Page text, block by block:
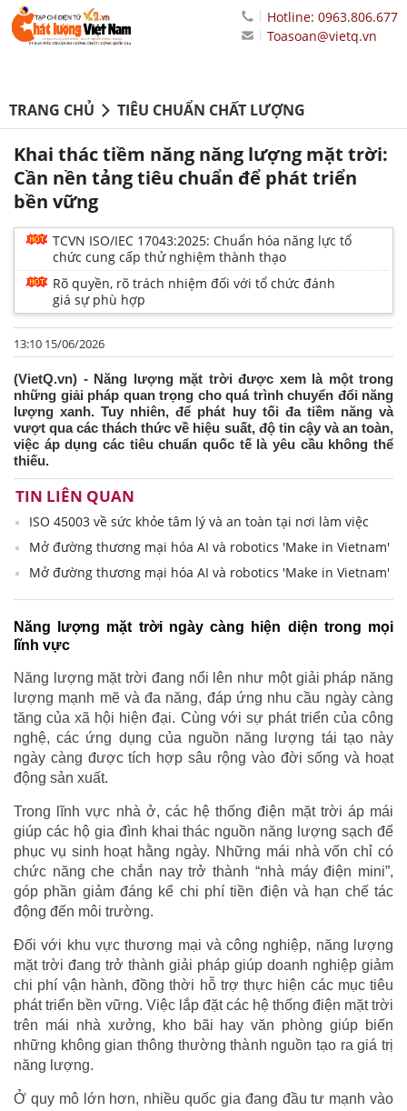
Hotline: 0963.806.677
Toasoan@vietq.vn
TRANG CHỦ TIÊU CHUẨN CHẤT LƯỢNG
Khai thác tiềm năng năng lượng mặt trời:
Cần nền tảng tiêu chuẩn để phát triển
bền vững
TCVN ISO/IEC 17043:2025: Chuẩn hóa năng lực tổ
chức cung cấp thử nghiệm thành thạo
Rõ quyền, rõ trách nhiệm đối với tổ chức đánh
giá sự phù hợp
13:10 15/06/2026
(VietQ.vn) - Năng lượng mặt trời được xem là một trong
những giải pháp quan trọng cho quá trình chuyển đổi năng
lượng xanh. Tuy nhiên, để phát huy tối đa tiềm năng và
vượt qua các thách thức về hiệu suất, độ tin cậy và an toàn,
việc áp dụng các tiêu chuẩn quốc tế là yêu cầu không thể
thiếu.
TIN LIÊN QUAN
ISO 45003 về sức khỏe tâm lý và an toàn tại nơi làm việc
Mở đường thương mại hóa AI và robotics 'Make in Vietnam'
Mở đường thương mại hóa AI và robotics 'Make in Vietnam'
Năng lượng mặt trời ngày càng hiện diện trong mọi
lĩnh vực
Năng lượng mặt trời đang nổi lên như một giải pháp năng
lượng mạnh mẽ và đa năng, đáp ứng nhu cầu ngày càng
tăng của xã hội hiện đại. Cùng với sự phát triển của công
nghệ, các ứng dụng của nguồn năng lượng tái tạo này
ngày càng được tích hợp sâu rộng vào đời sống và hoạt
động sản xuất.
Trong lĩnh vực nhà ở, các hệ thống điện mặt trời áp mái
giúp các hộ gia đình khai thác nguồn năng lượng sạch để
phục vụ sinh hoạt hằng ngày. Những mái nhà vốn chỉ có
chức năng che chắn nay trở thành “nhà máy điện mini”,
góp phần giảm đáng kể chi phí tiền điện và hạn chế tác
động đến môi trường.
Đối với khu vực thương mại và công nghiệp, năng lượng
mặt trời đang trở thành giải pháp giúp doanh nghiệp giảm
chi phí vận hành, đồng thời hỗ trợ thực hiện các mục tiêu
phát triển bền vững. Việc lắp đặt các hệ thống điện mặt trời
trên mái nhà xưởng, kho bãi hay văn phòng giúp biến
những không gian thông thường thành nguồn tạo ra giá trị
năng lượng.
Ở quy mô lớn hơn, nhiều quốc gia đang đầu tư mạnh vào